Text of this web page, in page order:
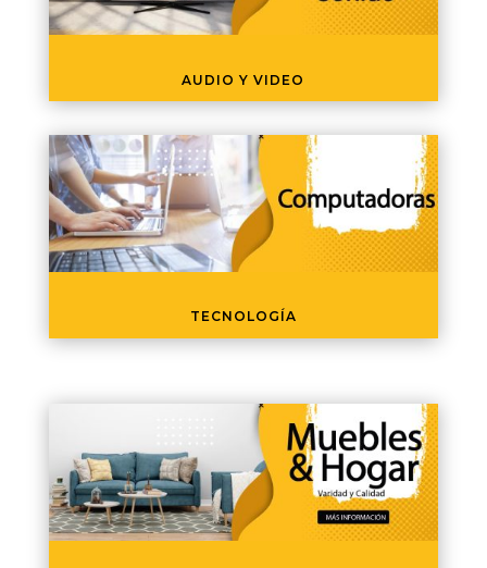
AUDIO Y VIDEO
TECNOLOGÍA